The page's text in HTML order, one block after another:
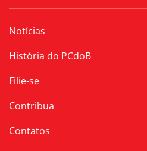
Notícias
História do PCdoB
Filie-se
Contribua
Contatos